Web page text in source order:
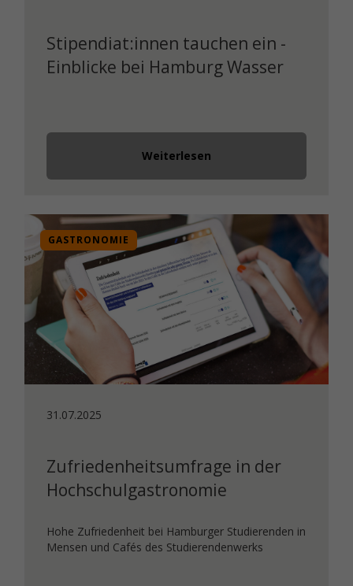
Stipendiat:innen tauchen ein -
Einblicke bei Hamburg Wasser
Weiterlesen
GASTRONOMIE
31.07.2025
Zufriedenheitsumfrage in der
Hochschulgastronomie
Hohe Zufriedenheit bei Hamburger Studierenden in
Mensen und Cafés des Studierendenwerks